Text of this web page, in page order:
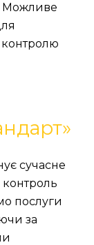
Можливе
контролю
сучасне
контроль
послуги
за